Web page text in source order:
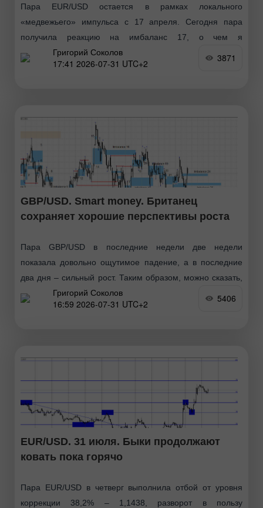
Пара EUR/USD остается в рамках локального
«медвежьего» импульса с 17 апреля. Сегодня пара
получила реакцию на имбаланс 17, о чем я
предупреждал долгое время, и вновь устремилась вниз.
Таким образом
Григорий Соколов
17:41 2026-07-31 UTC+2
3871
GBP/USD. Smart money. Британец
сохраняет хорошие перспективы роста
Пара GBP/USD в последние недели две недели
показала довольно ощутимое падение, а в последние
два дня – сильный рост. Таким образом, можно сказать,
что быки перешли в новое наступление
Григорий Соколов
16:59 2026-07-31 UTC+2
5406
EUR/USD. 31 июля. Быки продолжают
ковать пока горячо
Пара EUR/USD в четверг выполнила отбой от уровня
коррекции 38,2% – 1,1438, разворот в пользу